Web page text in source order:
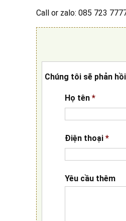
Call or zalo: 085 723
Chúng tôi sẽ phản
Họ tên *
Điện thoại *
Yêu cầu thêm